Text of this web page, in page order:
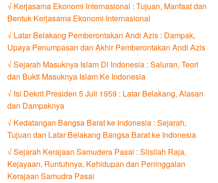
√ Kerjasama Ekonomi Internasional : Tujuan, Manfaat dan
Bentuk Kerjasama Ekonomi Internasional
√ Latar Belakang Pemberontakan Andi Azis : Dampak,
Upaya Penumpasan dan Akhir Pemberontakan Andi Azis
√ Sejarah Masuknya Islam Di Indonesia : Saluran, Teori
dan Bukti Masuknya Islam Ke Indonesia
√ Isi Dekrit Presiden 5 Juli 1959 : Latar Belakang, Alasan
dan Dampaknya
√ Kedatangan Bangsa Barat ke Indonesia : Sejarah,
Tujuan dan Latar Belakang Bangsa Barat ke Indonesia
√ Sejarah Kerajaan Samudera Pasai : Silsilah Raja,
Kejayaan, Runtuhnya, Kehidupan dan Peninggalan
Kerajaan Samudra Pasai